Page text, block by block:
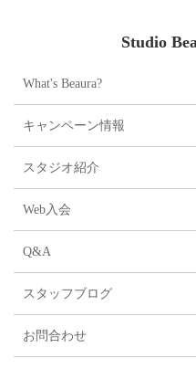
Studio
What's Beaura?
キャンペーン情報
スタジオ紹介
Web入会
Q&A
スタッフブログ
お問合わせ